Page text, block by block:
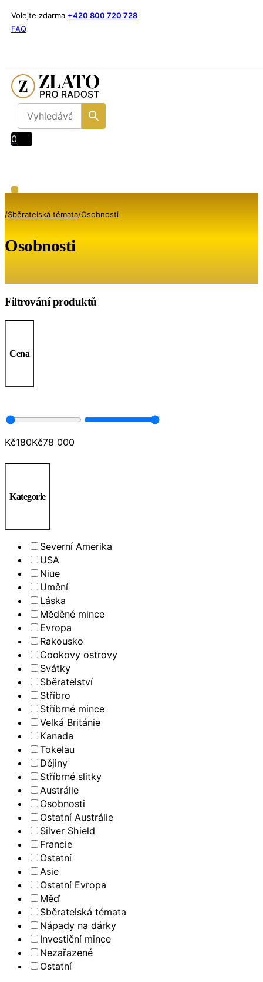
Volejte zdarma +420 800 720 728
FAQ
0
/Sběratelská témata/Osobnosti
Osobnosti
Filtrování produktů
Cena
Kč180Kč78 000
Kategorie
Severní Amerika
USA
Niue
Umění
Láska
Měděné mince
Evropa
Rakousko
Cookovy ostrovy
Svátky
Sběratelství
Stříbro
Stříbrné mince
Velká Británie
Kanada
Tokelau
Dějiny
Stříbrné slitky
Austrálie
Osobnosti
Ostatní Austrálie
Silver Shield
Francie
Ostatní
Asie
Ostatní Evropa
Měď
Sběratelská témata
Nápady na dárky
Investiční mince
Nezařazené
Ostatní